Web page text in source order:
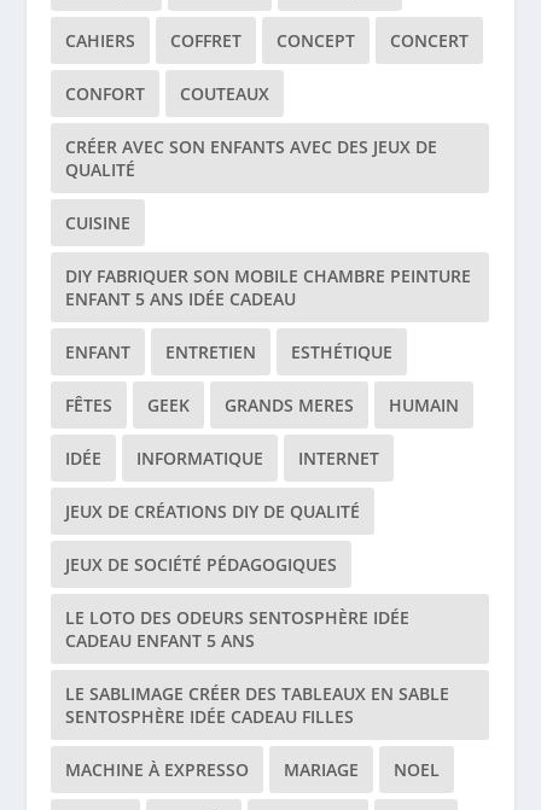
CAHIERS COFFRET CONCEPT CONCERT
CONFORT COUTEAUX
CRÉER AVEC SON ENFANTS AVEC DES JEUX DE
QUALITÉ
CUISINE
DIY FABRIQUER SON MOBILE CHAMBRE PEINTURE
ENFANT 5 ANS IDÉE CADEAU
ENFANT ENTRETIEN ESTHÉTIQUE
FÊTES GEEK GRANDS MERES HUMAIN
IDÉE INFORMATIQUE INTERNET
JEUX DE CRÉATIONS DIY DE QUALITÉ
JEUX DE SOCIÉTÉ PÉDAGOGIQUES
LE LOTO DES ODEURS SENTOSPHÈRE IDÉE
CADEAU ENFANT 5 ANS
LE SABLIMAGE CRÉER DES TABLEAUX EN SABLE
SENTOSPHÈRE IDÉE CADEAU FILLES
MACHINE À EXPRESSO MARIAGE NOEL